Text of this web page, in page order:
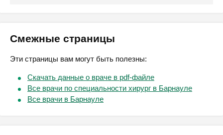
Смежные страницы
Эти страницы вам могут быть полезны:
Скачать данные о враче в pdf-файле
Все врачи по специальности хирург в Барнауле
Все врачи в Барнауле